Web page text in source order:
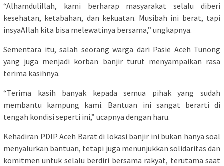
“Alhamdulillah, kami berharap masyarakat selalu diberi
kesehatan, ketabahan, dan kekuatan. Musibah ini berat, tapi
insyaAllah kita bisa melewatinya bersama,” ungkapnya.
Sementara itu, salah seorang warga dari Pasie Aceh Tunong
yang juga menjadi korban banjir turut menyampaikan rasa
terima kasihnya.
“Terima kasih banyak kepada semua pihak yang sudah
membantu kampung kami. Bantuan ini sangat berarti di
tengah kondisi seperti ini,” ucapnya dengan haru.
Kehadiran PDIP Aceh Barat di lokasi banjir ini bukan hanya soal
menyalurkan bantuan, tetapi juga menunjukkan solidaritas dan
komitmen untuk selalu berdiri bersama rakyat, terutama saat